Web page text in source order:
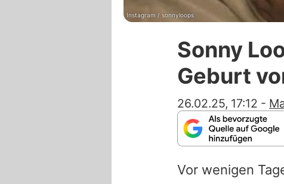
Instagram / sonnyloops
Sonny
Geburt
26.02.25, 17:12 -
Vor wenigen